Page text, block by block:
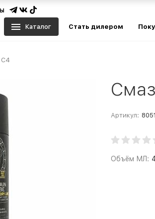
Каталог Стать дилером
Артикул:
Объём МЛ: